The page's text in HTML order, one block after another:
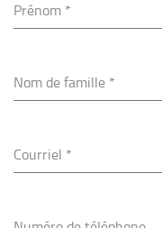
Prénom *
Nom de famille *
Courriel *